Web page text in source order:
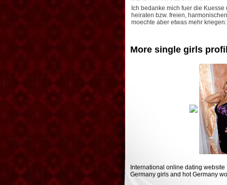
Ich bedanke mich fuer die
heiraten bzw. freien,
moechte aber etwas mehr
More single girls
International online dating website
Germany girls and hot Germany